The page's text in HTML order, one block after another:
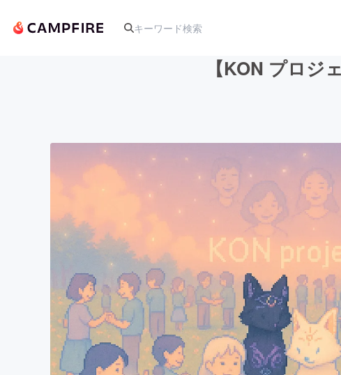
アート・写真
テクノロジー・ガジェット ゲ
書
ビジネス・起業 チ
まちづくり・地域活性化
【KON プロジ